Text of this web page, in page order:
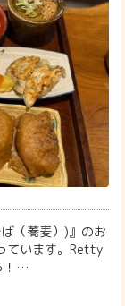
（蕎麦）)』のお
ています。Retty
！…